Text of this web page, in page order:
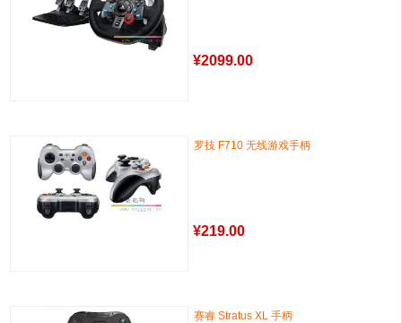
¥2099.00
罗技 F710 无线游戏手柄
¥219.00
赛睿 Stratus XL 手柄